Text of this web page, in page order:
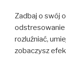
Zadbaj o swój
odstresowanie
rozluźniać,
zobaczysz